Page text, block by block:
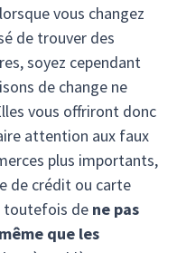
vous changez
de trouver des
soyez cependant
de change ne
vous offriront donc
attention aux faux
plus importants,
de crédit ou carte
toutefois de ne pas
que les